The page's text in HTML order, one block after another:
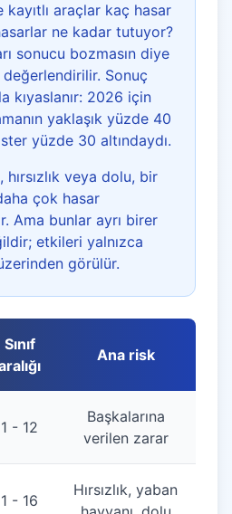
araçlar kaç hasar
ne kadar tutuyor?
sonucu bozmasın diye
Sonuç
kıyaslanır: 2026 için
yaklaşık yüzde 40
yüzde 30 altındaydı.
veya dolu, bir
çok hasar
Ama bunlar ayrı birer
etkileri yalnızca
görülür.
Sınıf
Ana risk
1 - 12
Başkalarına
verilen zarar
1 - 16
Hırsızlık, yaban